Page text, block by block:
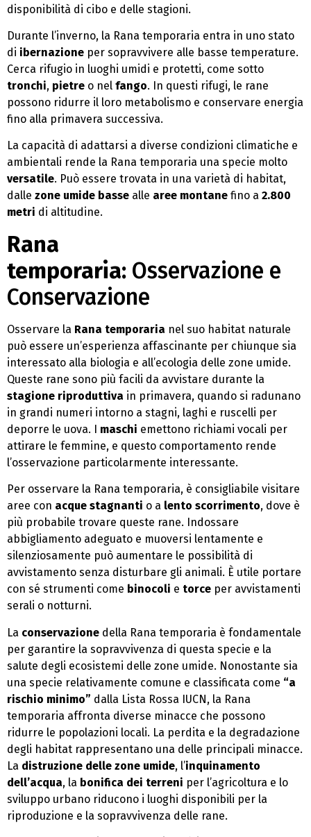
disponibilità di cibo e delle stagioni.
Durante l’inverno, la Rana temporaria entra in uno stato
di ibernazione per sopravvivere alle basse temperature.
Cerca rifugio in luoghi umidi e protetti, come sotto
tronchi, pietre o nel fango. In questi rifugi, le rane
possono ridurre il loro metabolismo e conservare energia
fino alla primavera successiva.
La capacità di adattarsi a diverse condizioni climatiche e
ambientali rende la Rana temporaria una specie molto
versatile. Può essere trovata in una varietà di habitat,
dalle zone umide basse alle aree montane fino a 2.800
metri di altitudine.
Rana
temporaria: Osservazione e
Conservazione
Osservare la Rana temporaria nel suo habitat naturale
può essere un’esperienza affascinante per chiunque sia
interessato alla biologia e all’ecologia delle zone umide.
Queste rane sono più facili da avvistare durante la
stagione riproduttiva in primavera, quando si radunano
in grandi numeri intorno a stagni, laghi e ruscelli per
deporre le uova. I maschi emettono richiami vocali per
attirare le femmine, e questo comportamento rende
l’osservazione particolarmente interessante.
Per osservare la Rana temporaria, è consigliabile visitare
aree con acque stagnanti o a lento scorrimento, dove è
più probabile trovare queste rane. Indossare
abbigliamento adeguato e muoversi lentamente e
silenziosamente può aumentare le possibilità di
avvistamento senza disturbare gli animali. È utile portare
con sé strumenti come binocoli e torce per avvistamenti
serali o notturni.
La conservazione della Rana temporaria è fondamentale
per garantire la sopravvivenza di questa specie e la
salute degli ecosistemi delle zone umide. Nonostante sia
una specie relativamente comune e classificata come “a
rischio minimo” dalla Lista Rossa IUCN, la Rana
temporaria affronta diverse minacce che possono
ridurre le popolazioni locali. La perdita e la degradazione
degli habitat rappresentano una delle principali minacce.
La distruzione delle zone umide, l’inquinamento
dell’acqua, la bonifica dei terreni per l’agricoltura e lo
sviluppo urbano riducono i luoghi disponibili per la
riproduzione e la sopravvivenza delle rane.